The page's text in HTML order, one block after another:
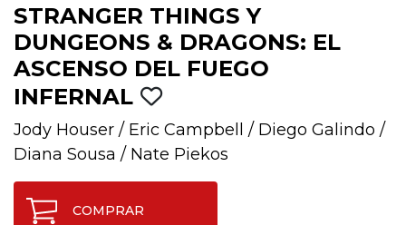
STRANGER THINGS Y
DUNGEONS & DRAGONS: EL
ASCENSO DEL FUEGO
INFERNAL
Jody Houser / Eric Campbell / Diego Galindo /
Diana Sousa / Nate Piekos
COMPRAR